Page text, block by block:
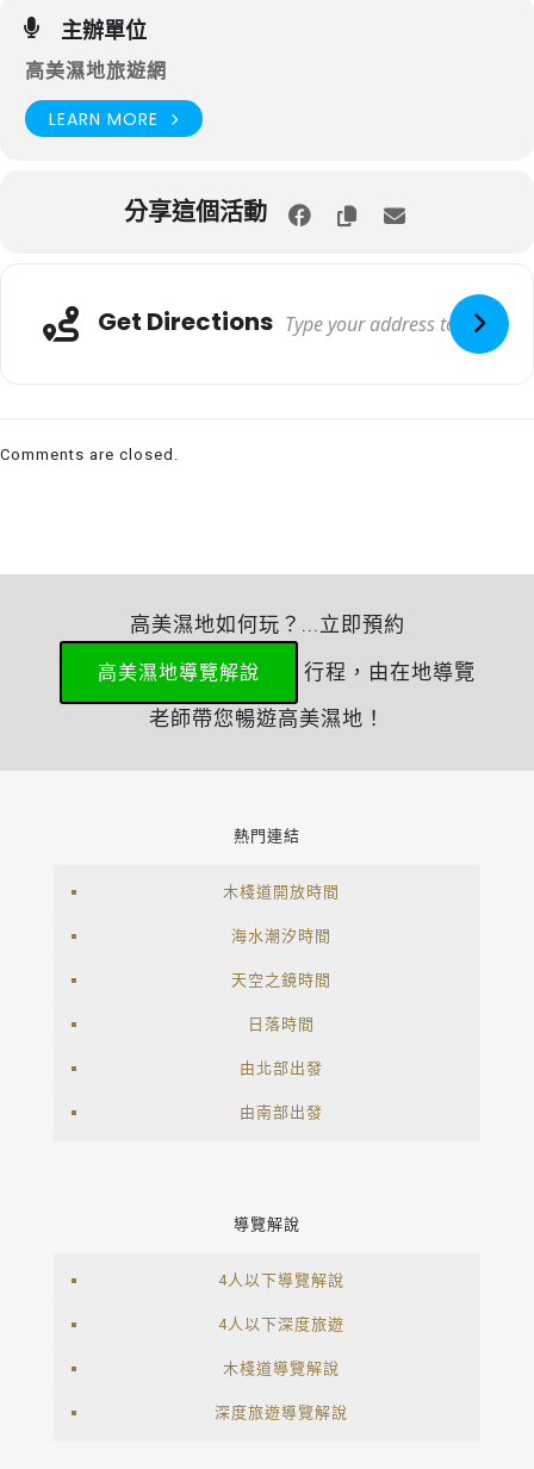
主辦單位
高美濕地旅遊網
LEARN MORE
分享這個活動
Get Directions
Comments are closed.
高美濕地如何玩？...立即預約
高美濕地導覽解說
行程，由在地導覽
老師帶您暢遊高美濕地！
熱門連結
木棧道開放時間
海水潮汐時間
天空之鏡時間
日落時間
由北部出發
由南部出發
導覽解說
4人以下導覽解說
4人以下深度旅遊
木棧道導覽解說
深度旅遊導覽解說